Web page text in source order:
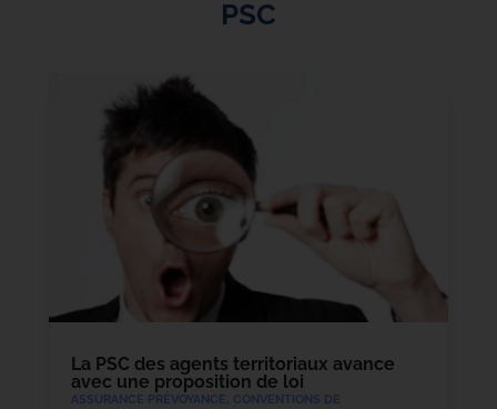
PSC
La PSC des agents territoriaux avance
avec une proposition de loi
ASSURANCE PRÉVOYANCE, CONVENTIONS DE